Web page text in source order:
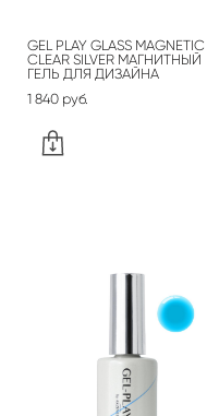
GEL PLAY GLASS MAGNETIC
CLEAR SILVER МАГНИТНЫЙ
ГЕЛЬ ДЛЯ ДИЗАЙНА
1 840 pуб.